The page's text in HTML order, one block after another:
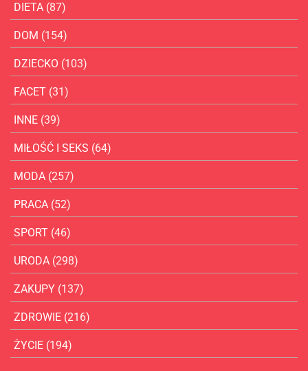
DIETA (87)
DOM (154)
DZIECKO (103)
FACET (31)
INNE (39)
MIŁOŚĆ I SEKS (64)
MODA (257)
PRACA (52)
SPORT (46)
URODA (298)
ZAKUPY (137)
ZDROWIE (216)
ŻYCIE (194)